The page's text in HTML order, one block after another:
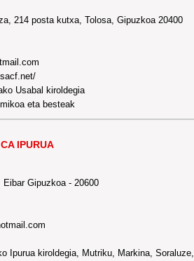
214 posta kutxa, Tolosa, Gipuzkoa 20400
Usabal kiroldegia
eta besteak
IPURUA
Gipuzkoa - 20600
Ipurua kiroldegia, Mutriku, Markina, Soraluze,